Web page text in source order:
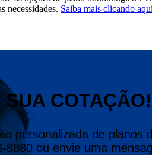
necessidades. Saiba mais clicando aqui
SUA COTAÇÃO!
personalizada de planos
8880 ou envie uma